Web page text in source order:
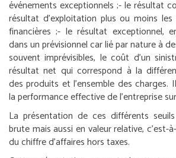
événements exceptionnels ;- le résultat
résultat d’exploitation plus ou moins
financières ;- le résultat exceptionnel,
dans un prévisionnel car lié par nature à
souvent imprévisibles, le coût d’un
résultat net qui correspond à la
des produits et l’ensemble des charges.
la performance effective de l’entreprise
La présentation de ces différents
brute mais aussi en valeur relative, c’est-
du chiffre d’affaires hors taxes.